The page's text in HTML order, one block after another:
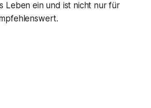
Leben ein und ist nicht nur für